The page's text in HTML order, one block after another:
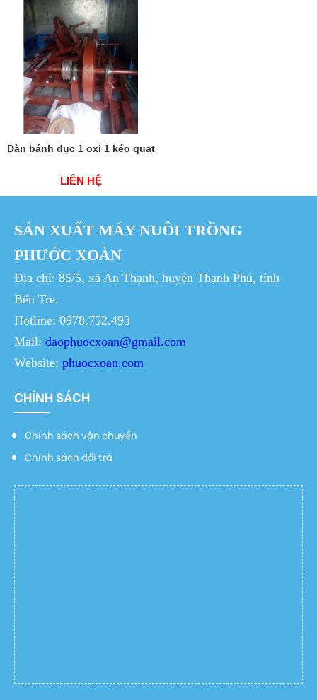
Dàn bánh dục 1 oxi 1 kéo quạt
LIÊN HỆ
SẢN XUẤT MÁY NUÔI TRỒNG
PHƯỚC XOÀN
Địa chỉ: 85/5, xã An Thạnh, huyện Thạnh Phú, tỉnh
Bến Tre.
Hotline: 0978.752.493
Mail: daophuocxoan@gmail.com
Website: phuocxoan.com
CHÍNH SÁCH
Chính sách vận chuyển
Chính sách đổi trả